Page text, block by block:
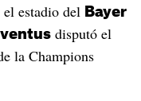
el estadio del Bayer
disputó el
la Champions